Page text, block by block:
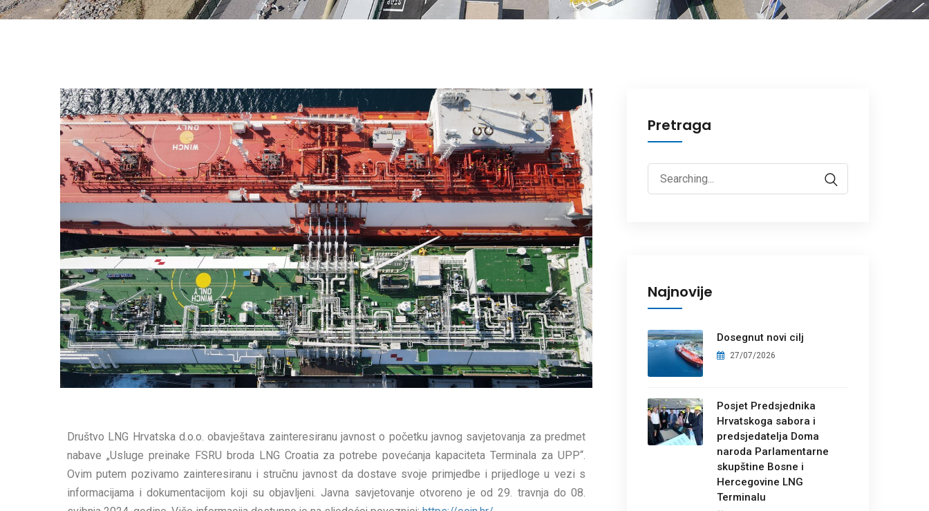
Društvo LNG Hrvatska d.o.o. obavještava zainteresiranu javnost o početku javnog savjetovanja za predmet
nabave „Usluge preinake FSRU broda LNG Croatia za potrebe povećanja kapaciteta Terminala za UPP“.
Ovim putem pozivamo zainteresiranu i stručnu javnost da dostave svoje primjedbe i prijedloge u vezi s
informacijama i dokumentacijom koji su objavljeni. Javna savjetovanje otvoreno je od 29. travnja do 08.
Pretraga
Najnovije
Dosegnut novi cilj
27/07/2026
Posjet Predsjednika
Hrvatskoga sabora i
predsjedatelja Doma
naroda Parlamentarne
skupštine Bosne i
Hercegovine LNG
Terminalu